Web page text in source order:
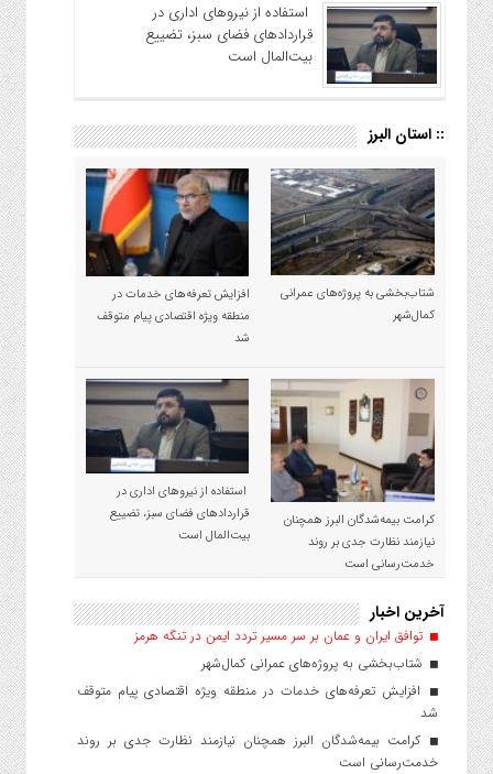
استفاده از نیروهای اداری در
قراردادهای فضای سبز، تضییع
بیت‌المال است
:: استان البرز
شتاب‌بخشی به پروژه‌های عمرانی
کمال‌شهر
افزایش تعرفه‌های خدمات در
منطقه ویژه اقتصادی پیام متوقف
شد
کرامت بیمه‌شدگان البرز همچنان
نیازمند نظارت جدی بر روند
خدمت‌رسانی است
استفاده از نیروهای اداری در
قراردادهای فضای سبز، تضییع
بیت‌المال است
آخرین اخبار
توافق ایران و عمان بر سر مسیر تردد ایمن در تنگه هرمز
شتاب‌بخشی به پروژه‌های عمرانی کمال‌شهر
افزایش تعرفه‌های خدمات در منطقه ویژه اقتصادی پیام متوقف
شد
کرامت بیمه‌شدگان البرز همچنان نیازمند نظارت جدی بر روند
خدمت‌رسانی است